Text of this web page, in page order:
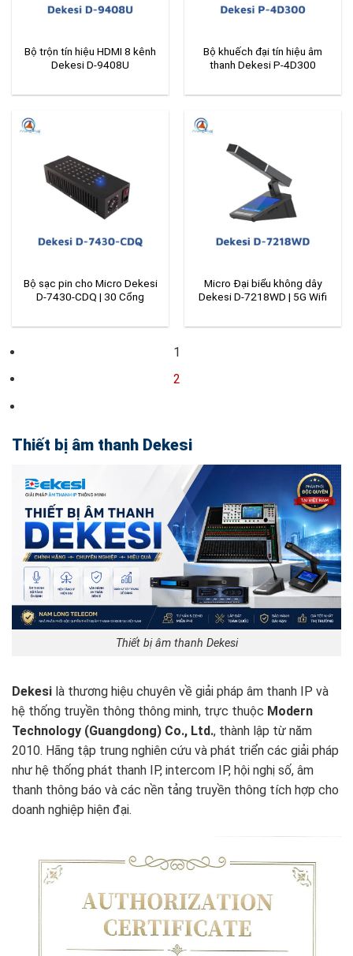
Bộ trộn tín hiệu HDMI 8 kênh
Dekesi D-9408U
Bộ khuếch đại tín hiệu âm
thanh Dekesi P-4D300
Bộ sạc pin cho Micro Dekesi
D-7430-CDQ | 30 Cổng
Micro Đại biểu không dây
Dekesi D-7218WD | 5G Wifi
1
2
Thiết bị âm thanh Dekesi
Thiết bị âm thanh Dekesi
Dekesi là thương hiệu chuyên về giải pháp âm thanh IP và
hệ thống truyền thông thông minh, trực thuộc Modern
Technology (Guangdong) Co., Ltd., thành lập từ năm
2010. Hãng tập trung nghiên cứu và phát triển các giải pháp
như hệ thống phát thanh IP, intercom IP, hội nghị số, âm
thanh thông báo và các nền tảng truyền thông tích hợp cho
doanh nghiệp hiện đại.